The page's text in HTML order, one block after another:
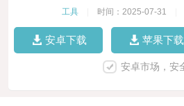
工具 时间：2025-07-31
安卓下载 苹果下载
安卓市场，安